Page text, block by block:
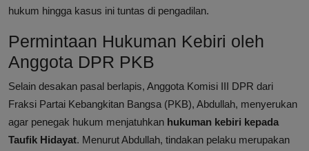
hukum hingga kasus ini tuntas di pengadilan.
Permintaan Hukuman Kebiri oleh
Anggota DPR PKB
Selain desakan pasal berlapis, Anggota Komisi III DPR dari
Fraksi Partai Kebangkitan Bangsa (PKB), Abdullah, menyerukan
agar penegak hukum menjatuhkan hukuman kebiri kepada
Taufik Hidayat. Menurut Abdullah, tindakan pelaku merupakan